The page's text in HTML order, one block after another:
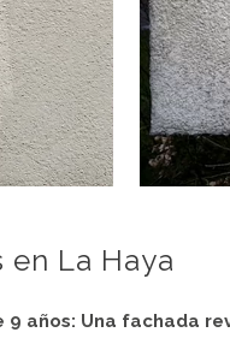
La Haya
años: Una fachada